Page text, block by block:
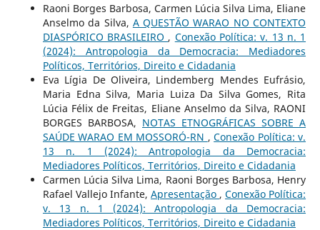
Raoni Borges Barbosa, Carmen Lúcia Silva Lima, Eliane
Anselmo da Silva, A QUESTÃO WARAO NO CONTEXTO
DIASPÓRICO BRASILEIRO , Conexão Política: v. 13 n. 1
(2024): Antropologia da Democracia: Mediadores
Políticos, Territórios, Direito e Cidadania
Eva Lígia De Oliveira, Lindemberg Mendes Eufrásio,
Maria Edna Silva, Maria Luiza Da Silva Gomes, Rita
Lúcia Félix de Freitas, Eliane Anselmo da Silva, RAONI
BORGES BARBOSA, NOTAS ETNOGRÁFICAS SOBRE A
SAÚDE WARAO EM MOSSORÓ-RN ,Conexão Política: v.
13 n. 1 (2024): Antropologia da Democracia:
Mediadores Políticos, Territórios, Direito e Cidadania
Carmen Lúcia Silva Lima, Raoni Borges Barbosa, Henry
Rafael Vallejo Infante, Apresentação ,Conexão Política:
v. 13 n. 1 (2024): Antropologia da Democracia:
Mediadores Políticos, Territórios, Direito e Cidadania